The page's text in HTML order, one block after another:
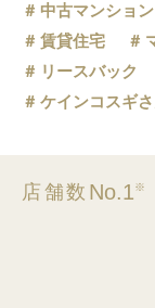
中古マンション
賃貸住宅
リースバック
ケインコスギ
店舗数 No.1※